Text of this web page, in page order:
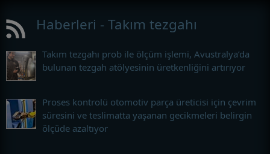
Haberleri - Takım tezgahı
Takım tezgahı prob ile ölçüm işlemi, Avustralya’da
bulunan tezgah atölyesinin üretkenliğini artırıyor
Proses kontrolü otomotiv parça üreticisi için çevrim
süresini ve teslimatta yaşanan gecikmeleri belirgin
ölçüde azaltıyor